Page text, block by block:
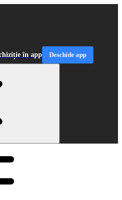
în app Deschide app